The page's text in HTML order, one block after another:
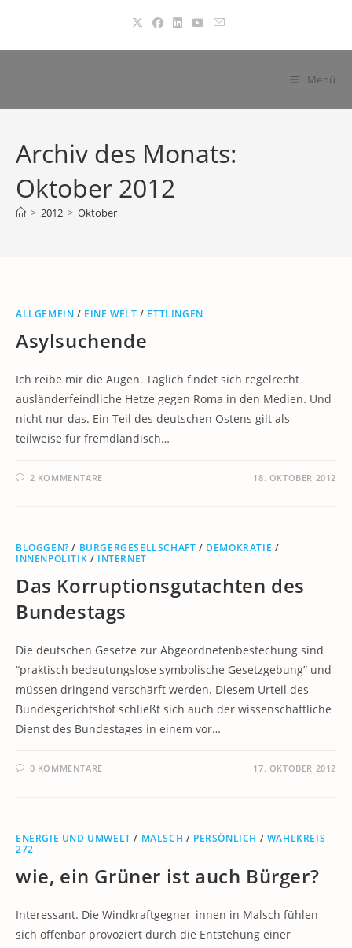
springen
Menü
Archiv des Monats:
Oktober 2012
> 2012 > Oktober
ALLGEMEIN / EINE WELT / ETTLINGEN
Asylsuchende
Ich reibe mir die Augen. Täglich findet sich regelrecht
ausländerfeindliche Hetze gegen Roma in den Medien. Und
nicht nur das. Ein Teil des deutschen Ostens gilt als
teilweise für fremdländisch…
2 KOMMENTARE 18. OKTOBER 2012
BLOGGEN? / BÜRGERGESELLSCHAFT / DEMOKRATIE /
INNENPOLITIK / INTERNET
Das Korruptionsgutachten des
Bundestags
Die deutschen Gesetze zur Abgeordnetenbestechung sind
“praktisch bedeutungslose symbolische Gesetzgebung” und
müssen dringend verschärft werden. Diesem Urteil des
Bundesgerichtshof schließt sich auch der wissenschaftliche
Dienst des Bundestages in einem vor…
0 KOMMENTARE 17. OKTOBER 2012
ENERGIE UND UMWELT / MALSCH / PERSÖNLICH / WAHLKREIS
272
wie, ein Grüner ist auch Bürger?
Interessant. Die Windkraftgegner_innen in Malsch fühlen
sich offenbar provoziert durch die Entstehung einer